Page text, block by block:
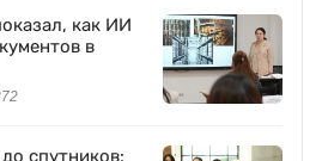
как ИИ
в
спутников: